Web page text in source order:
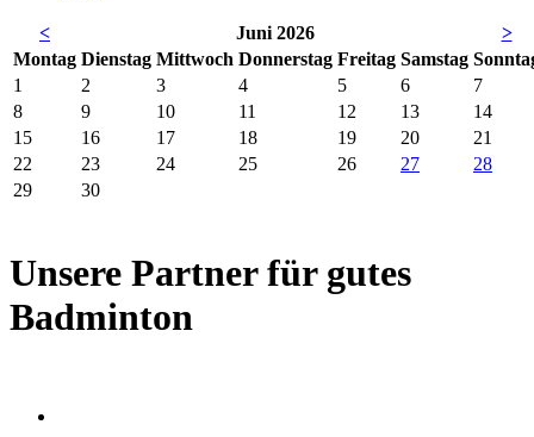
< Juni 2026
>
Montag Dienstag Mittwoch Donnerstag Freitag Samstag So
1
2 3 4 5 6
7
8
9 10 11 12 13
14
15
16 17 18 19 20
21
22
23 24 25 26 27
28
29
30
Unsere Partner für gutes
Badminton